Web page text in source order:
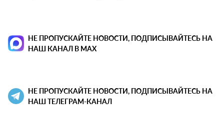
НЕ ПРОПУСКАЙТЕ НОВОСТИ, ПОДПИСЫВАЙТЕСЬ НА
НАШ КАНАЛ В MAX
НЕ ПРОПУСКАЙТЕ НОВОСТИ, ПОДПИСЫВАЙТЕСЬ НА
НАШ ТЕЛЕГРАМ-КАНАЛ